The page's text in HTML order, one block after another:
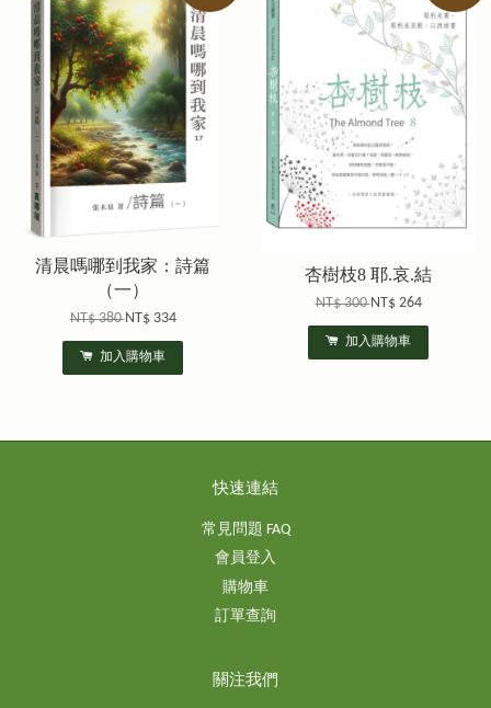
清晨嗎哪到我家：詩篇
（一）
NT$ 380NT$ 334
加入購物車
杏樹枝8 耶.哀.結
NT$ 300NT$ 264
加入購物車
快速連結
常見問題 FAQ
會員登入
購物車
訂單查詢
關注我們